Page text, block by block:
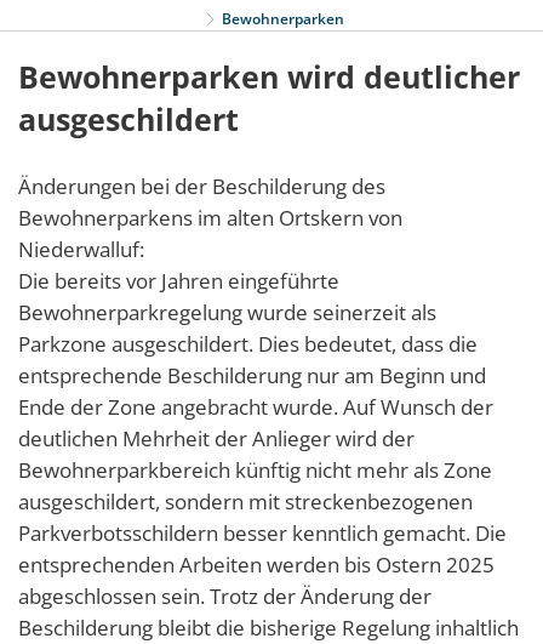
Bewohnerparken
Bewohnerparken wird deutlicher
ausgeschildert
Änderungen bei der Beschilderung des
Bewohnerparkens im alten Ortskern von
Niederwalluf:
Die bereits vor Jahren eingeführte
Bewohnerparkregelung wurde seinerzeit als
Parkzone ausgeschildert. Dies bedeutet, dass die
entsprechende Beschilderung nur am Beginn und
Ende der Zone angebracht wurde. Auf Wunsch der
deutlichen Mehrheit der Anlieger wird der
Bewohnerparkbereich künftig nicht mehr als Zone
ausgeschildert, sondern mit streckenbezogenen
Parkverbotsschildern besser kenntlich gemacht. Die
entsprechenden Arbeiten werden bis Ostern 2025
abgeschlossen sein. Trotz der Änderung der
Beschilderung bleibt die bisherige Regelung inhaltlich